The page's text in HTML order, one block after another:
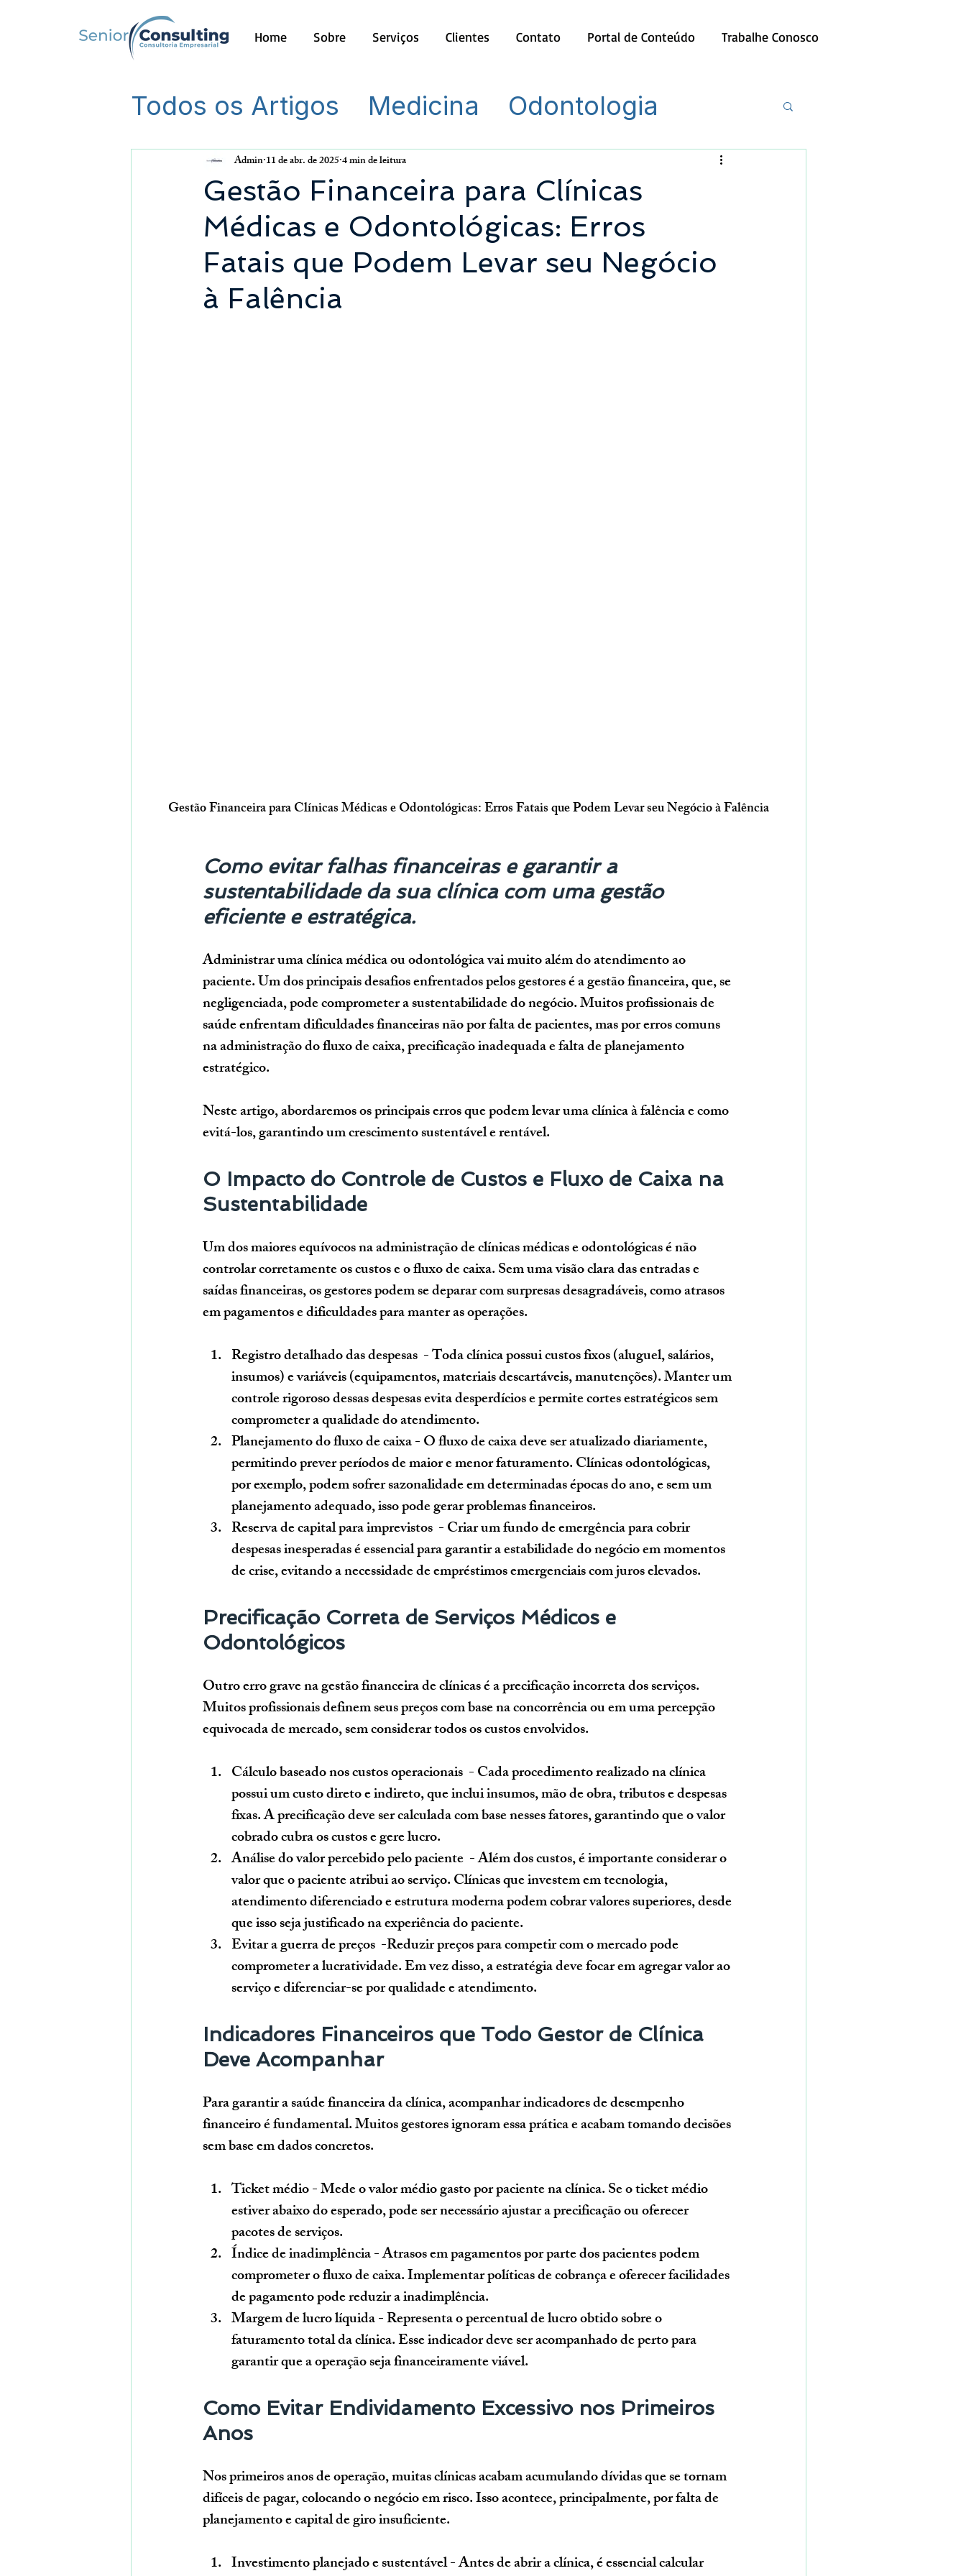
Home Sobre Serviços Clientes Contato Portal de Conteúdo Trabalhe Conosco
Todos os Artigos Medicina
Odontologia
Outros
Gestão Financeira para Clínicas
Médicas e Odontológicas: Erros
Fatais que Podem Levar seu Negócio
à Falência
Admin 11 de abr. de 20254 min de leitura
Gestão Financeira para Clínicas Médicas e Odontológicas: Erros Fatais que Podem Levar seu Negócio à Falência
Como evitar falhas financeiras e garantir a
sustentabilidade da sua clínica com uma gestão
eficiente e estratégica.
Administrar uma clínica médica ou odontológica vai muito além do atendimento ao
paciente. Um dos principais desafios enfrentados pelos gestores é a gestão financeira, que, se
negligenciada, pode comprometer a sustentabilidade do negócio. Muitos profissionais de
saúde enfrentam dificuldades financeiras não por falta de pacientes, mas por erros comuns
na administração do fluxo de caixa, precificação inadequada e falta de planejamento
estratégico.
Neste artigo, abordaremos os principais erros que podem levar uma clínica à falência e como
evitá-los, garantindo um crescimento sustentável e rentável.
O Impacto do Controle de Custos e Fluxo de Caixa na
Sustentabilidade
Um dos maiores equívocos na administração de clínicas médicas e odontológicas é não
controlar corretamente os custos e o fluxo de caixa. Sem uma visão clara das entradas e
saídas financeiras, os gestores podem se deparar com surpresas desagradáveis, como atrasos
em pagamentos e dificuldades para manter as operações.
Registro detalhado das despesas
  - Toda clínica possui custos fixos (aluguel, salários,
insumos) e variáveis (equipamentos, materiais descartáveis, manutenções). Manter um
controle rigoroso dessas despesas evita desperdícios e permite cortes estratégicos sem
comprometer a qualidade do atendimento.
Planejamento do fluxo de caixa - O fluxo de caixa deve ser atualizado diariamente,
permitindo prever períodos de maior e menor faturamento. Clínicas odontológicas,
por exemplo, podem sofrer sazonalidade em determinadas épocas do ano, e sem um
planejamento adequado, isso pode gerar problemas financeiros.
Reserva de capital para imprevistos
  - Criar um fundo de emergência para cobrir
despesas inesperadas é essencial para garantir a estabilidade do negócio em momentos
de crise, evitando a necessidade de empréstimos emergenciais com juros elevados.
Precificação Correta de Serviços Médicos e
Odontológicos
Outro erro grave na gestão financeira de clínicas é a precificação incorreta dos serviços.
Muitos profissionais definem seus preços com base na concorrência ou em uma percepção
equivocada de mercado, sem considerar todos os custos envolvidos.
Cálculo baseado nos custos operacionais
  - Cada procedimento realizado na clínica
possui um custo direto e indireto, que inclui insumos, mão de obra, tributos e despesas
fixas. A precificação deve ser calculada com base nesses fatores, garantindo que o valor
cobrado cubra os custos e gere lucro.
Análise do valor percebido pelo paciente
  - Além dos custos, é importante considerar o
valor que o paciente atribui ao serviço. Clínicas que investem em tecnologia,
atendimento diferenciado e estrutura moderna podem cobrar valores superiores, desde
que isso seja justificado na experiência do paciente.
Evitar a guerra de preços
  -Reduzir preços para competir com o mercado pode
comprometer a lucratividade. Em vez disso, a estratégia deve focar em agregar valor ao
serviço e diferenciar-se por qualidade e atendimento.
Indicadores Financeiros que Todo Gestor de Clínica
Deve Acompanhar
Para garantir a saúde financeira da clínica, acompanhar indicadores de desempenho
financeiro é fundamental. Muitos gestores ignoram essa prática e acabam tomando decisões
sem base em dados concretos.
Ticket médio - Mede o valor médio gasto por paciente na clínica. Se o ticket médio
estiver abaixo do esperado, pode ser necessário ajustar a precificação ou oferecer
pacotes de serviços.
Índice de inadimplência - Atrasos em pagamentos por parte dos pacientes podem
comprometer o fluxo de caixa. Implementar políticas de cobrança e oferecer facilidades
de pagamento pode reduzir a inadimplência.
Margem de lucro líquida - Representa o percentual de lucro obtido sobre o
faturamento total da clínica. Esse indicador deve ser acompanhado de perto para
garantir que a operação seja financeiramente viável.
Como Evitar Endividamento Excessivo nos Primeiros
Anos
Nos primeiros anos de operação, muitas clínicas acabam acumulando dívidas que se tornam
difíceis de pagar, colocando o negócio em risco. Isso acontece, principalmente, por falta de
planejamento e capital de giro insuficiente.
Investimento planejado e sustentável - Antes de abrir a clínica, é essencial calcular